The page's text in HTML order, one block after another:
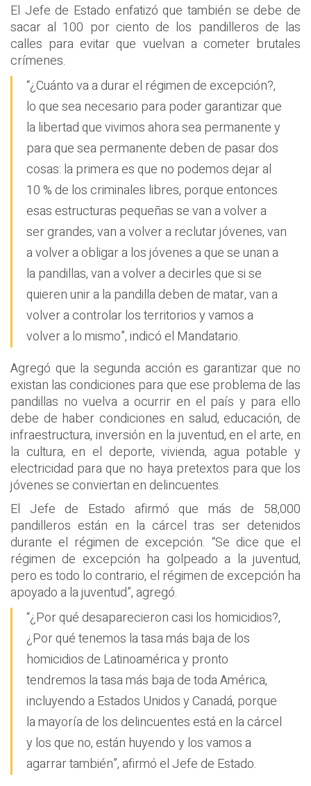
El Jefe de Estado enfatizó que también se debe de
sacar al 100 por ciento de los pandilleros de las
calles para evitar que vuelvan a cometer brutales
crímenes.
“¿Cuánto va a durar el régimen de excepción?,
lo que sea necesario para poder garantizar que
la libertad que vivimos ahora sea permanente y
para que sea permanente deben de pasar dos
cosas: la primera es que no podemos dejar al
10 % de los criminales libres, porque entonces
esas estructuras pequeñas se van a volver a
ser grandes, van a volver a reclutar jóvenes, van
a volver a obligar a los jóvenes a que se unan a
la pandillas, van a volver a decirles que si se
quieren unir a la pandilla deben de matar, van a
volver a controlar los territorios y vamos a
volver a lo mismo”, indicó el Mandatario.
Agregó que la segunda acción es garantizar que no
existan las condiciones para que ese problema de las
pandillas no vuelva a ocurrir en el país y para ello
debe de haber condiciones en salud, educación, de
infraestructura, inversión en la juventud, en el arte, en
la cultura, en el deporte, vivienda, agua potable y
electricidad para que no haya pretextos para que los
jóvenes se conviertan en delincuentes.
El Jefe de Estado afirmó que más de 58,000
pandilleros están en la cárcel tras ser detenidos
durante el régimen de excepción. “Se dice que el
régimen de excepción ha golpeado a la juventud,
pero es todo lo contrario, el régimen de excepción ha
apoyado a la juventud”, agregó.
“¿Por qué desaparecieron casi los homicidios?,
¿Por qué tenemos la tasa más baja de los
homicidios de Latinoamérica y pronto
tendremos la tasa más baja de toda América,
incluyendo a Estados Unidos y Canadá, porque
la mayoría de los delincuentes está en la cárcel
y los que no, están huyendo y los vamos a
agarrar también”, afirmó el Jefe de Estado.